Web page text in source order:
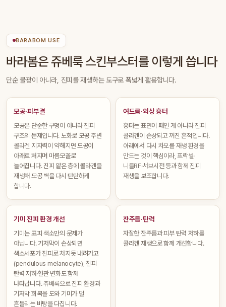
BARABOM USE
바라봄은 쥬베룩 스킨부스터를 이렇게 씁니다
단순 물광이 아니라, 진피를 재생하는 도구로 폭넓게 활용합니다.
모공·피부결
모공은 단순한 구멍이 아니라 진피
구조의 문제입니다. 노화로 모공 주변
콜라겐 지지력이 약해지면 모공이
아래로 처지며 마름모꼴로
늘어집니다. 진피 얕은 층에 콜라겐을
재생해 모공 벽을 다시 탄탄하게
합니다.
여드름·외상 흉터
흉터는 표면이 패인 게 아니라 진피
콜라겐이 손상되고 꺼진 흔적입니다.
아래에서 다시 차오를 재생 환경을
만드는 것이 핵심이라, 프락셀·
니들RF·서브시전 등과 함께 진피
재생을 보조합니다.
기미 진피 환경 개선
기미는 표피 색소만의 문제가
아닙니다. 기저막이 손상되면
색소세포가 진피로 처지듯 내려가고
(pendulous melanocyte), 진피
탄력 저하·혈관 변화도 함께
나타납니다. 쥬베룩으로 진피 환경과
기저막 회복을 도와 기미가 덜
흔들리는 바탕을 다집니다.
잔주름·탄력
자잘한 잔주름과 피부 탄력 저하를
콜라겐 재생으로 함께 개선합니다.